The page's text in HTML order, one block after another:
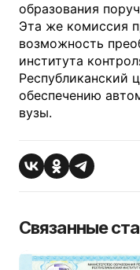
образования
Эта же комиссия
возможность
института
Республиканский
обеспечению
вузы.
Связанные